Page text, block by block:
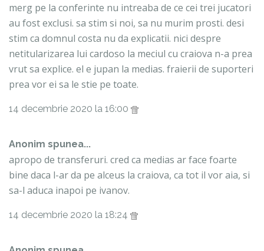
merg pe la conferinte nu intreaba de ce cei trei jucatori
au fost exclusi. sa stim si noi, sa nu murim prosti. desi
stim ca domnul costa nu da explicatii. nici despre
netitularizarea lui cardoso la meciul cu craiova n-a prea
vrut sa explice. el e jupan la medias. fraierii de suporteri
prea vor ei sa le stie pe toate.
14 decembrie 2020 la 16:00
Anonim spunea...
apropo de transferuri. cred ca medias ar face foarte
bine daca l-ar da pe alceus la craiova, ca tot il vor aia, si
sa-l aduca inapoi pe ivanov.
14 decembrie 2020 la 18:24